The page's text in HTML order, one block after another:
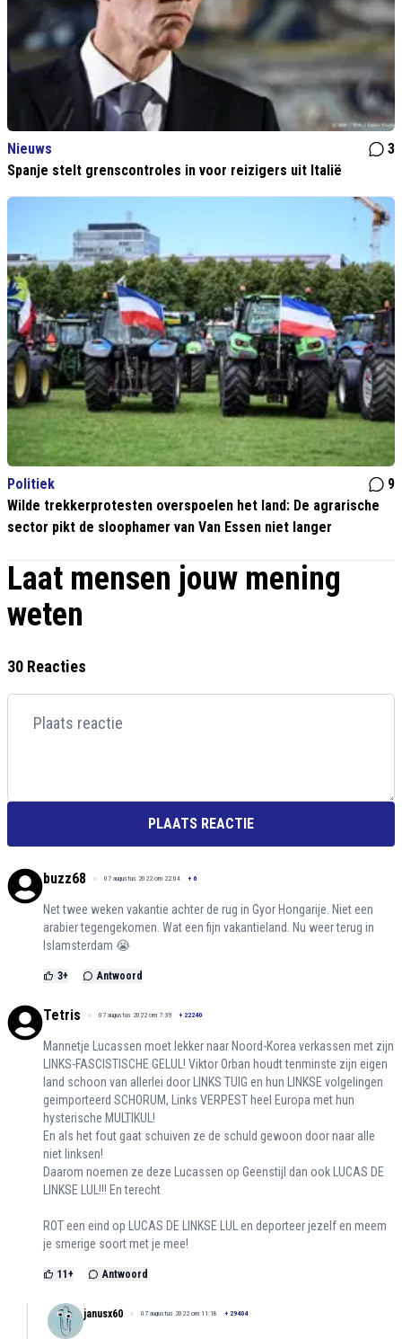
Nieuws
3
Spanje stelt grenscontroles in voor reizigers uit Italië
Politiek
9
Wilde trekkerprotesten overspoelen het land: De agrarische
sector pikt de sloophamer van Van Essen niet langer
Laat mensen jouw mening
weten
30 Reacties
PLAATS REACTIE
buzz68 07 augustus 2022 om 22:04 + 6
Net twee weken vakantie achter de rug in Gyor Hongarije. Niet een
arabier tegengekomen. Wat een fijn vakantieland. Nu weer terug in
Islamsterdam 😭
3+ Antwoord
Tetris 07 augustus 2022 om 7:39 + 22240
Mannetje Lucassen moet lekker naar Noord-Korea verkassen met zijn
LINKS-FASCISTISCHE GELUL! Viktor Orban houdt tenminste zijn eigen
land schoon van allerlei door LINKS TUIG en hun LINKSE volgelingen
geimporteerd SCHORUM, Links VERPEST heel Europa met hun
hysterische MULTIKUL!
En als het fout gaat schuiven ze de schuld gewoon door naar alle
niet linksen!
Daarom noemen ze deze Lucassen op Geenstijl dan ook LUCAS DE
LINKSE LUL!!! En terecht
ROT een eind op LUCAS DE LINKSE LUL en deporteer jezelf en meem
je smerige soort met je mee!
11 + Antwoord
janusx60 07 augustus 2022 om 11:18 + 29404